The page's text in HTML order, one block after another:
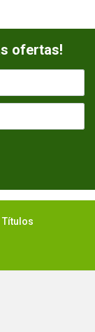
ofertas!
Títulos